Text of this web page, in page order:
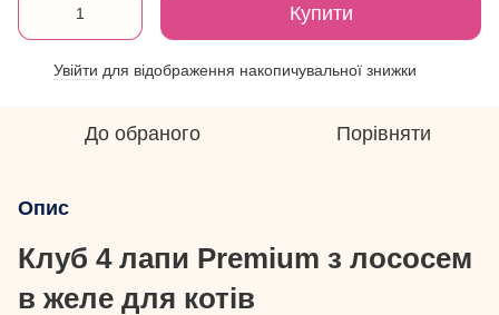
Купити
Увійти для відображення накопичувальної знижки
До обраного Порівняти
Опис
Клуб 4 лапи Premium з лососем
в желе для котів